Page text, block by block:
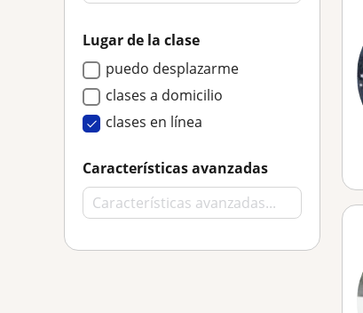
Lugar de la clase
puedo desplazarme
clases a domicilio
clases en línea
Características avanzadas